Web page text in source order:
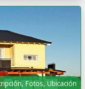
Fotos, Ubicación